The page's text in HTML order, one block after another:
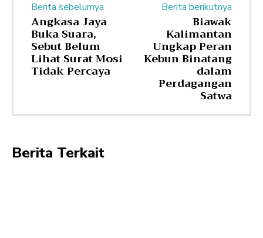
Berita sebelumya
Angkasa Jaya
Buka Suara,
Sebut Belum
Lihat Surat Mosi
Tidak Percaya
Berita berikutnya
Biawak
Kalimantan
Ungkap Peran
Kebun Binatang
dalam
Perdagangan
Satwa
Berita Terkait